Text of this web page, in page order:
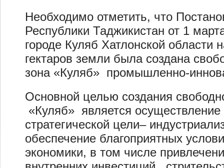
Необходимо отметить, что
Республики Таджикистан от 1
городе Куляб Хатлонской области
гектаров земли была создана
зона «Куляб» промышленно-
Основной целью создания
«Куляб» является осуществление
стратегической цели–
обеспечение благоприятных
экономики, в том числе